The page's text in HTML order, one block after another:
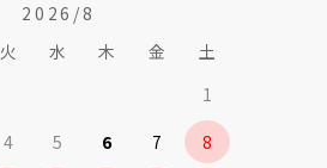
2026/8
火 水 木 金
土
1
4 5 6 7
8